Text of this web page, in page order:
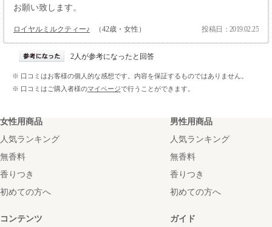
お願い致します。
ロイヤルミルクティー♪ （42歳・女性） 投稿日：2019.02.25
2人が参考になったと回答
※ 口コミはお客様の個人的な感想です。内容を保証するものではありません。
※ 口コミはご購入者様のマイページで行うことができます。
女性用商品
人気ランキング
無香料
香りつき
初めての方へ
男性用商品
人気ランキング
無香料
香りつき
初めての方へ
コンテンツ ガイド